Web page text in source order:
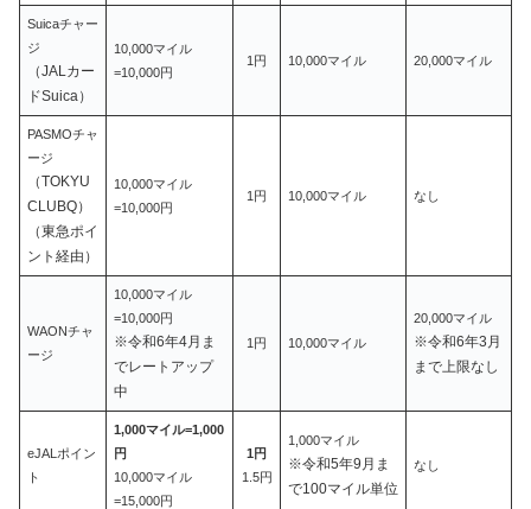
Suicaチャー
ジ
（JALカー
ドSuica）
10,000マイル
=10,000円
1円 10,000マイル 20,000マイル
PASMOチャ
ージ
（TOKYU
CLUBQ）
（東急ポイ
ント経由）
10,000マイル
=10,000円
1円 10,000マイル なし
WAONチャ
ージ
10,000マイル
=10,000円
※令和6年4月ま
でレートアップ
中
1円 10,000マイル
20,000マイル
※令和6年3月
まで上限なし
eJALポイン
ト
1,000マイル=1,000
円
10,000マイル
=15,000円
1円
1.5円
1,000マイル
※令和5年9月ま
で100マイル単位
なし